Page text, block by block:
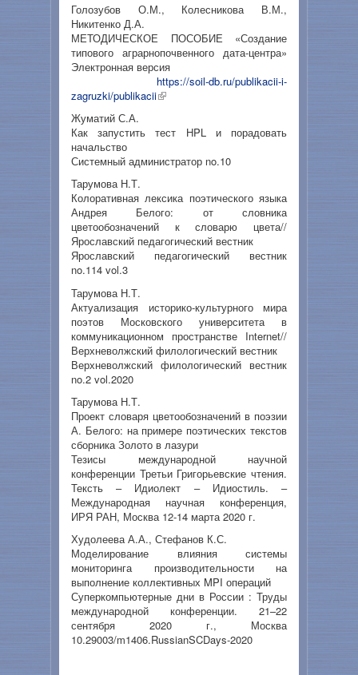
Голозубов О.М., Колесникова В.М.,
Никитенко Д.А.
МЕТОДИЧЕСКОЕ ПОСОБИЕ «Создание
типового аграрнопочвенного дата-центра»
Электронная версия
https://soil-db.ru/publikacii-i-
zagruzki/publikacii
Жуматий С.А.
Как запустить тест HPL и порадовать
начальство
Системный администратор no.10
Тарумова Н.Т.
Колоративная лексика поэтического языка
Андрея Белого: от словника
цветообозначений к словарю цвета//
Ярославский педагогический вестник
Ярославский педагогический вестник
no.114 vol.3
Тарумова Н.Т.
Актуализация историко-культурного мира
поэтов Московского университета в
коммуникационном пространстве Internet//
Верхневолжский филологический вестник
Верхневолжский филологический вестник
no.2 vol.2020
Тарумова Н.Т.
Проект словаря цветообозначений в поэзии
А. Белого: на примере поэтических текстов
сборника Золото в лазури
Тезисы международной научной
конференции Третьи Григорьевские чтения.
Тексть – Идиолект – Идиостиль. –
Международная научная конференция,
ИРЯ РАН, Москва 12-14 марта 2020 г.
Худолеева А.А., Стефанов К.С.
Моделирование влияния системы
мониторинга производительности на
выполнение коллективных MPI операций
Суперкомпьютерные дни в России : Труды
международной конференции. 21–22
сентября 2020 г., Москва
10.29003/m1406.RussianSCDays-2020